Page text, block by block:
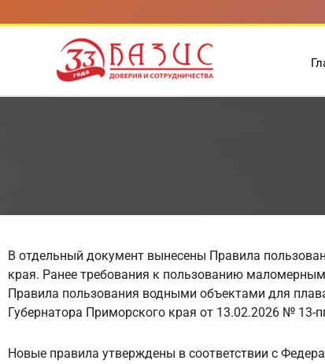
к
содержимому
В отдельный документ вынесены Правила
края. Ранее требования к пользованию
Правила пользования водными объектами для
Губернатора Приморского края от 13.02.2026 №
Новые правила утверждены в соответствии с